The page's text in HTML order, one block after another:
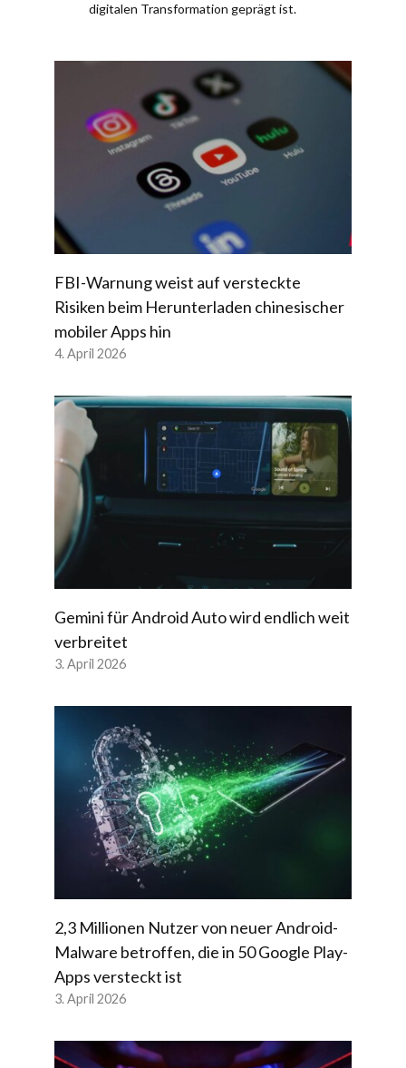
digitalen Transformation geprägt ist.
FBI-Warnung weist auf versteckte
Risiken beim Herunterladen chinesischer
mobiler Apps hin
4. April 2026
Gemini für Android Auto wird endlich weit
verbreitet
3. April 2026
2,3 Millionen Nutzer von neuer Android-
Malware betroffen, die in 50 Google Play-
Apps versteckt ist
3. April 2026